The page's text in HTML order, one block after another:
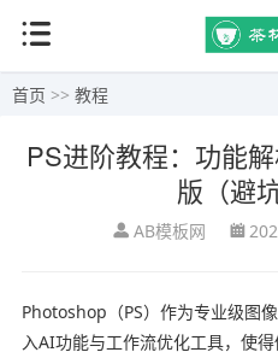
首页 >> 教程
PS进阶教程：功能
版（避
AB模板网
Photoshop（PS）作为专业级图
入AI功能与工作流优化工具，使